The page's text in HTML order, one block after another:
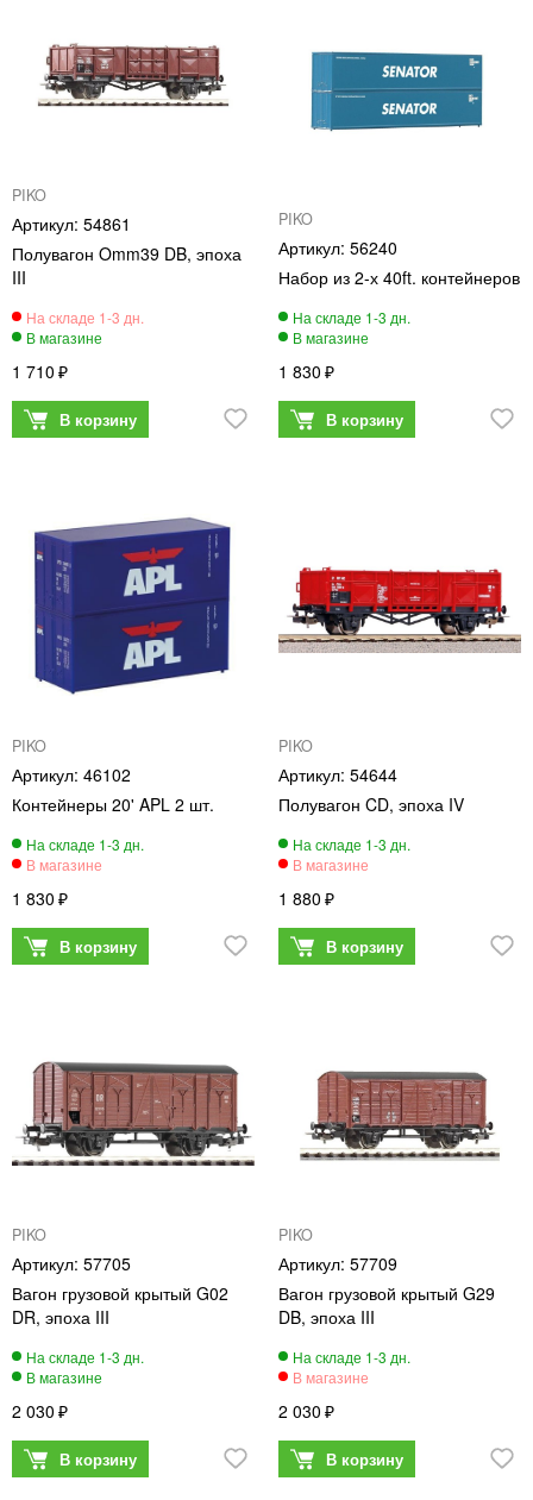
PIKO
54861
Полувагон Omm39 DB, эпоха
III
1 710
PIKO
56240
Набор из 2-х 40ft. контейнеров
1 830
PIKO
46102
Контейнеры 20' APL 2 шт.
1 830
PIKO
54644
Полувагон CD, эпоха IV
1 880
PIKO
57705
Вагон грузовой крытый G02
DR, эпоха III
2 030
PIKO
57709
Вагон грузовой крытый G29
DB, эпоха III
2 030